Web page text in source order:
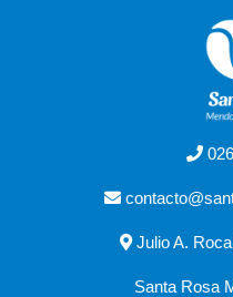
Julio A.
Santa Rosa